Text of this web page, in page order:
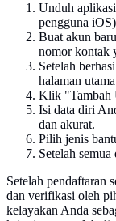
Unduh
pengguna
Buat akun
nomor kontak
Setelah
halaman
Klik "Tambah
Isi data diri
dan akurat.
Pilih jenis
Setelah
Setelah pendaftaran
dan verifikasi oleh
kelayakan Anda